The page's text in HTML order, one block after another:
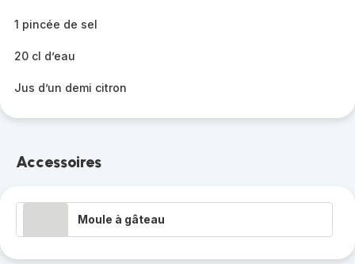
1 pincée de sel
20 cl d’eau
Jus d’un demi citron
Accessoires
Moule à gâteau